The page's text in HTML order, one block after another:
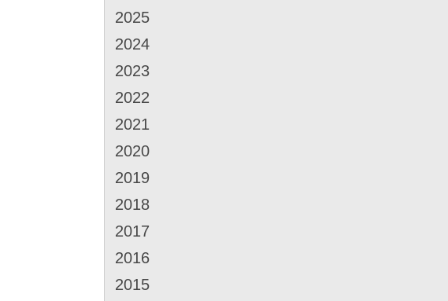
2025
2024
2023
2022
2021
2020
2019
2018
2017
2016
2015